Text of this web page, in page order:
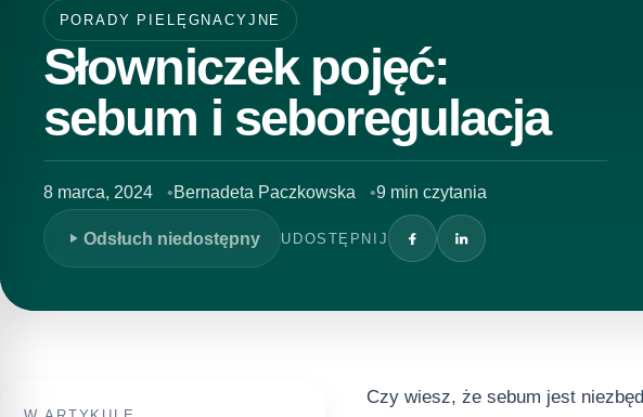
PORADY PIELĘGNACYJNE
Słowniczek pojęć:
sebum i seboregulacja
8 marca, 2024 Bernadeta Paczkowska 9 min czytania
Odsłuch niedostępny UDOSTĘPNIJ
Czy wiesz, że sebum jest